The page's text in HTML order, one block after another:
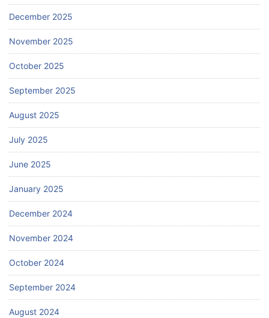
December 2025
November 2025
October 2025
September 2025
August 2025
July 2025
June 2025
January 2025
December 2024
November 2024
October 2024
September 2024
August 2024